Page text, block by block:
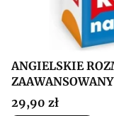
ANGIELSKIE
ZAAWANSOWANY
Cena
29,90 zł